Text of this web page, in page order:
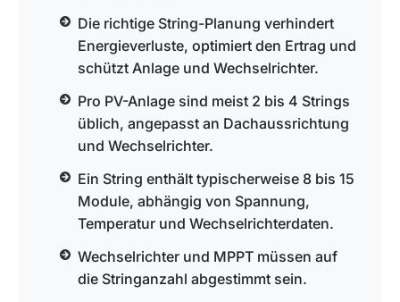
Die richtige String-Planung verhindert
Energieverluste, optimiert den Ertrag und
schützt Anlage und Wechselrichter.
Pro PV-Anlage sind meist 2 bis 4 Strings
üblich, angepasst an Dachaussrichtung
und Wechselrichter.
Ein String enthält typischerweise 8 bis 15
Module, abhängig von Spannung,
Temperatur und Wechselrichterdaten.
Wechselrichter und MPPT müssen auf
die Stringanzahl abgestimmt sein.